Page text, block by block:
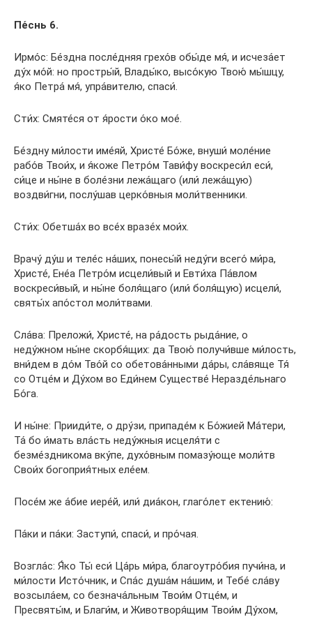
Пе́снь 6.
Ирмо́с: Бе́здна после́дняя грехо́в обы́де мя́, и исчеза́ет
ду́х мо́й: но простры́й, Влады́ко, высо́кую Твою́ мы́шцу,
я́ко Петра́ мя́, упра́вителю, спаси́.
Сти́х: Смяте́ся от я́рости о́ко мое́.
Бе́здну ми́лости име́яй, Христе́ Бо́же, внуши́ моле́ние
рабо́в Твои́х, и я́коже Петро́м Тави́фу воскреси́л еси́,
си́це и ны́не в боле́зни лежа́щаго (или́ лежа́щую)
воздви́гни, послу́шав церко́вныя моли́твенники.
Сти́х: Обетша́х во все́х вразе́х мои́х.
Врачу́ ду́ш и теле́с на́ших, понесы́й неду́ги всего́ ми́ра,
Христе́, Ене́а Петро́м исцели́вый и Евти́ха Па́влом
воскреси́вый, и ны́не боля́щаго (или́ боля́щую) исцели́,
святы́х апо́стол моли́твами.
Сла́ва: Преложи́, Христе́, на ра́дость рыда́ние, о
неду́жном ны́не скорбя́щих: да Твою́ получи́вше ми́лость,
вни́дем в до́м Тво́й со обетова́нными да́ры, сла́вяще Тя́
со Отце́м и Ду́хом во Еди́нем Существе́ Неразде́льнаго
Бо́га.
И ны́не: Прииди́те, о дру́зи, припаде́м к Бо́жией Ма́тери,
Та́ бо и́мать вла́сть неду́жныя исцеля́ти с
безме́здникома вку́пе, духо́вным помазу́юще моли́тв
Свои́х богоприя́тных еле́ем.
Посе́м же а́бие иере́й, или́ диа́кон, глаго́лет ектению́:
Па́ки и па́ки: Заступи́, спаси́, и про́чая.
Возгла́с: Я́ко Ты́ еси́ Ца́рь ми́ра, благоутро́бия пучи́на, и
ми́лости Исто́чник, и Спа́с душа́м на́шим, и Тебе́ сла́ву
возсыла́ем, со безнача́льным Твои́м Отце́м, и
Пресвяты́м, и Благи́м, и Животворя́щим Твои́м Ду́хом,